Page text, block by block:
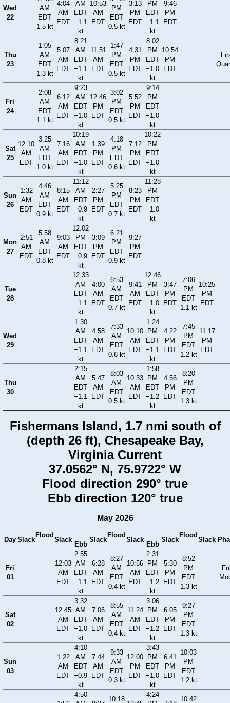
Wed
22
AM
EDT
1.5 kt
4:04
AM
EDT
AM
EDT
−1.1
kt
10:53
AM
EDT
PM
EDT
0.5 kt
3:13
PM
EDT
PM
EDT
−1.1
kt
9:46
PM
EDT
Thu
23
1:05
AM
EDT
1.3 kt
5:07
AM
EDT
8:21
AM
EDT
−1.1
kt
11:51
AM
EDT
1:47
PM
EDT
0.5 kt
4:31
PM
EDT
8:02
PM
EDT
−1.0
kt
10:54
PM
EDT
Fri
24
2:08
AM
EDT
1.1 kt
6:12
AM
EDT
9:23
AM
EDT
−1.0
kt
12:46
PM
EDT
3:02
PM
EDT
0.5 kt
5:52
PM
EDT
9:14
PM
EDT
−1.0
kt
Sat
25
12:10
AM
EDT
3:25
AM
EDT
1.0 kt
7:16
AM
EDT
10:19
AM
EDT
−1.0
kt
1:39
PM
EDT
4:18
PM
EDT
0.6 kt
7:12
PM
EDT
10:22
PM
EDT
−1.0
kt
Sun
26
1:32
AM
EDT
4:46
AM
EDT
0.9 kt
8:15
AM
EDT
11:12
AM
EDT
−0.9
kt
2:27
PM
EDT
5:25
PM
EDT
0.7 kt
8:23
PM
EDT
11:28
PM
EDT
−1.0
kt
Mon
27
2:51
AM
EDT
5:58
AM
EDT
0.8 kt
9:03
AM
EDT
12:02
PM
EDT
−0.9
kt
3:09
PM
EDT
6:21
PM
EDT
0.9 kt
9:27
PM
EDT
Tue
28
12:33
AM
EDT
−1.1
kt
4:00
AM
EDT
6:53
AM
EDT
0.7 kt
9:41
AM
EDT
12:46
PM
EDT
−1.0
kt
3:47
PM
EDT
7:06
PM
EDT
1.1 kt
10:25
PM
EDT
Wed
29
1:30
AM
EDT
−1.1
kt
4:58
AM
EDT
7:33
AM
EDT
0.6 kt
10:10
AM
EDT
1:24
PM
EDT
−1.1
kt
4:22
PM
EDT
7:45
PM
EDT
1.2 kt
11:17
PM
EDT
Thu
30
2:15
AM
EDT
−1.1
kt
5:47
AM
EDT
8:03
AM
EDT
0.5 kt
10:33
AM
EDT
1:58
PM
EDT
−1.2
kt
4:56
PM
EDT
8:20
PM
EDT
1.3 kt
Fishermans Island, 1.7 nmi south of
(depth 26 ft), Chesapeake Bay,
Virginia Current
37.0562° N, 75.9722° W
Flood direction 290° true
Ebb direction 120° true
May 2026
Day Slack
Flood
Slack
Ebb
Slack
Flood
Slack
Ebb
Slack
Flood
Slack
Fri
01
12:03
AM
EDT
2:55
AM
EDT
−1.1
kt
6:28
AM
EDT
8:27
AM
EDT
0.4 kt
10:56
AM
EDT
2:31
PM
EDT
−1.2
kt
5:30
PM
EDT
8:52
PM
EDT
1.3 kt
Sat
02
12:45
AM
EDT
3:32
AM
EDT
−1.0
kt
7:06
AM
EDT
8:55
AM
EDT
0.4 kt
11:24
AM
EDT
3:06
PM
EDT
−1.2
kt
6:05
PM
EDT
9:27
PM
EDT
1.3 kt
Sun
03
1:22
AM
EDT
4:10
AM
EDT
−0.9
kt
7:44
AM
EDT
9:33
AM
EDT
0.3 kt
12:00
PM
EDT
3:43
PM
EDT
−1.0
kt
6:41
PM
EDT
10:03
PM
EDT
1.2 kt
4:50
10:18
4:24
10:42